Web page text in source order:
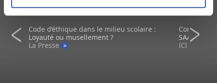
L’IGOPP DANS LES MÉDIAS
d’un
Code d’éthique dans le milieu scolaire :
Loyauté ou musellement ?
La Presse
Comment
SAAQ?
ICI - Radio-